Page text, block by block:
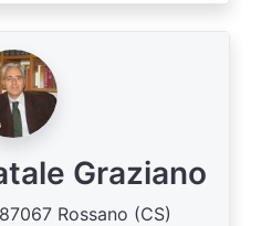
Graziano
Rossano (CS)